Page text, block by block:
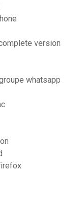
version
whatsapp